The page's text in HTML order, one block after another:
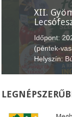
XII. Gyömrői
Időpont: 2026.
(péntek-
Helyszín: Búcsú